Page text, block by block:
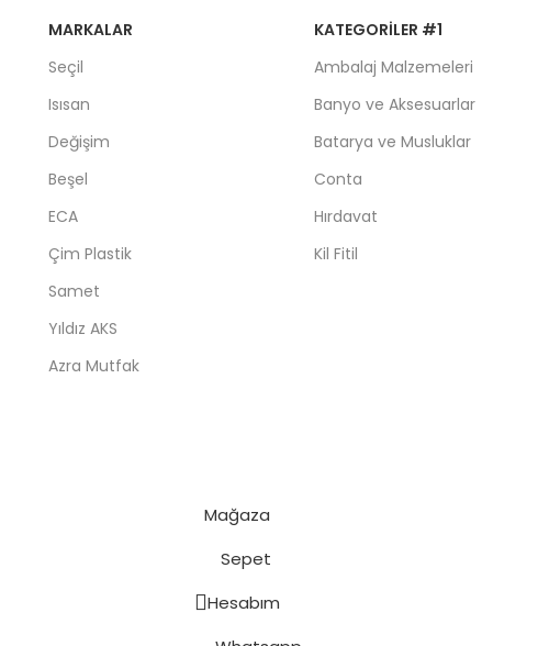
MARKALAR
Seçil
Isısan
Değişim
Beşel
ECA
Çim Plastik
Samet
Yıldız AKS
Azra Mutfak
KATEGORILER #1
Ambalaj Malzemeleri
Banyo ve Aksesuarlar
Batarya ve Musluklar
Conta
Hırdavat
Kil Fitil
Mağaza
Sepet
Hesabım